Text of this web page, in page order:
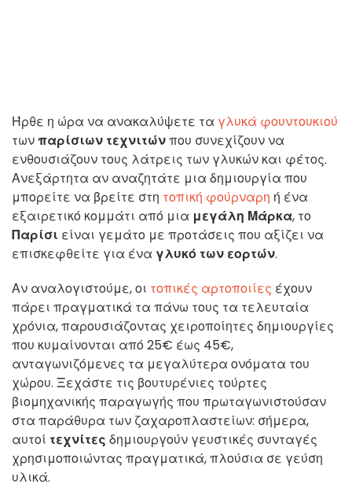
Ήρθε η ώρα να ανακαλύψετε τα γλυκά φουντουκιού
τωνπαρίσιων τεχνιτώνπου συνεχίζουν να
ενθουσιάζουν τους λάτρεις των γλυκών και φέτος.
Ανεξάρτητα αν αναζητάτε μια δημιουργία που
μπορείτε να βρείτε στη τοπική φούρναρη ή ένα
εξαιρετικό κομμάτι από μια μεγάλη Μάρκα, το
Παρίσι είναι γεμάτο με προτάσεις που αξίζει να
επισκεφθείτε για ένα γλυκό των εορτών.
Αν αναλογιστούμε, οι τοπικές αρτοποιίες έχουν
πάρει πραγματικά τα πάνω τους τα τελευταία
χρόνια, παρουσιάζοντας χειροποίητες δημιουργίες
που κυμαίνονται από 25€ έως 45€,
ανταγωνιζόμενες τα μεγαλύτερα ονόματα του
χώρου. Ξεχάστε τις βουτυρένιες τούρτες
βιομηχανικής παραγωγής που πρωταγωνιστούσαν
στα παράθυρα των ζαχαροπλαστείων: σήμερα,
αυτοί τεχνίτες δημιουργούν γευστικές συνταγές
χρησιμοποιώντας πραγματικά, πλούσια σε γεύση
υλικά.